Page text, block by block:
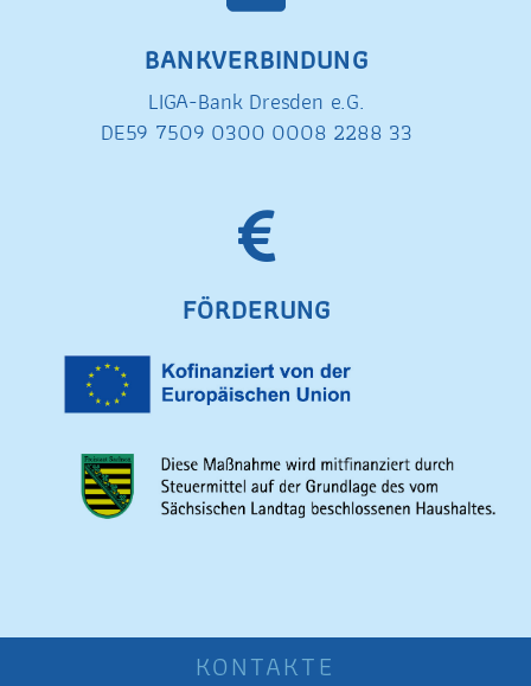
BANKVERBINDUNG
LIGA-Bank Dresden e.G.
DE59 7509 0300 0008 2288 33
FÖRDERUNG
KONTAKTE